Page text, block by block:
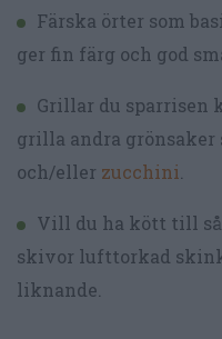
Färska örter som
ger fin färg och god
Grillar du sparrisen
grilla andra grönsaker
och/eller zucchini
Vill du ha kött till
skivor lufttorkad
liknande.